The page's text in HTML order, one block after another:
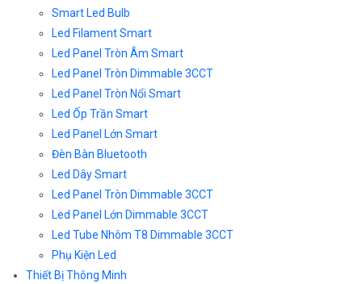
Smart Led Bulb
Led Filament Smart
Led Panel Tròn Âm Smart
Led Panel Tròn Dimmable 3CCT
Led Panel Tròn Nổi Smart
Led Ốp Trần Smart
Led Panel Lớn Smart
Đèn Bàn Bluetooth
Led Dây Smart
Led Panel Tròn Dimmable 3CCT
Led Panel Lớn Dimmable 3CCT
Led Tube Nhôm T8 Dimmable 3CCT
Phụ Kiện Led
Thiết Bị Thông Minh